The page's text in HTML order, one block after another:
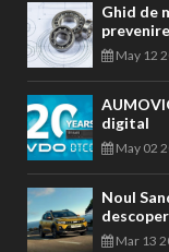
Ghid de
May 12
digital
May 02
Noul
Mar 13